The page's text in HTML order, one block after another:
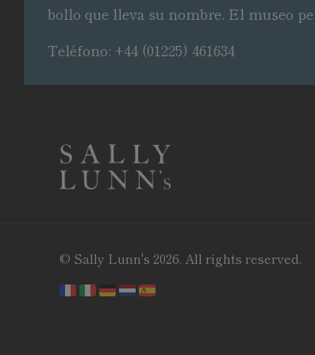
bollo que lleva su nombre. El museo
Teléfono: +44 (01225) 461634
© Sally Lunn's 2026. All rights reserved.